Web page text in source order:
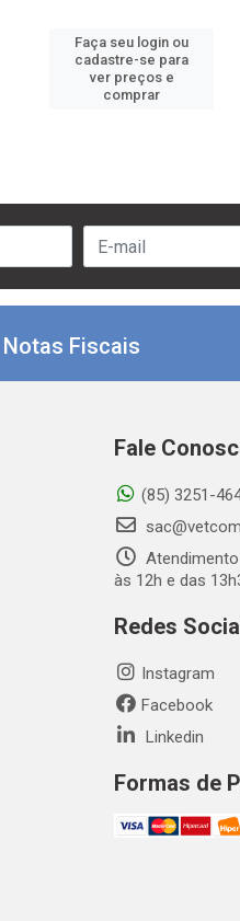
Faça seu login ou
cadastre-se para
ver preços e
comprar
Notas Fiscais
Fale
(85) 3251-
às 12h e das
Redes
Instagram
Facebook
Linkedin
Formas de